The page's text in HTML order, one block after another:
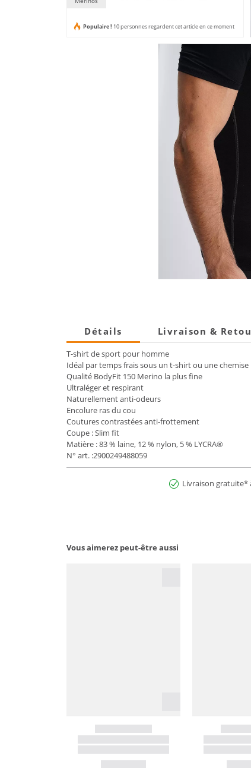
Populaire ! 10 personnes regardent cet article en ce moment
Détails Livraison &
T-shirt de sport pour homme
Idéal par temps frais sous un t-shirt ou une chemise
Qualité BodyFit 150 Merino la plus fine
Ultraléger et respirant
Naturellement anti-odeurs
Encolure ras du cou
Coutures contrastées anti-frottement
Coupe : Slim fit
Matière : 83 % laine, 12 % nylon, 5 % LYCRA®
N° art. :2900249488059
Livraison gratuite*
Vous aimerez peut-être aussi